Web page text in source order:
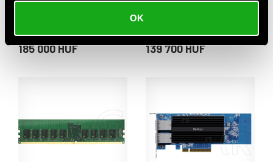
OK
DDR4 ECC RDIMM
memóriamodul
185 000 HUF
kamerához
139 700 HUF